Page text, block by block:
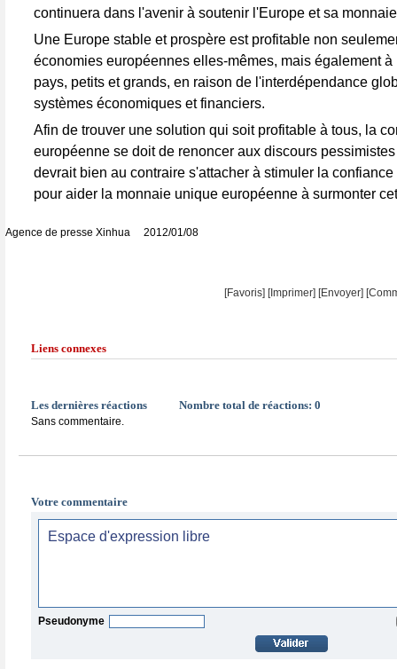
continuera dans l'avenir à soutenir l'Europe et sa
Une Europe stable et prospère est profitable non
économies européennes elles-mêmes, mais également à
pays, petits et grands, en raison de l'interdépendance
systèmes économiques et financiers.
Afin de trouver une solution qui soit profitable à tous, la
européenne se doit de renoncer aux discours
devrait bien au contraire s'attacher à stimuler la
pour aider la monnaie unique européenne à surmonter
Agence de presse Xinhua 2012/01/08
[Favoris] [Imprimer] [Envoyer]
Liens connexes
Les dernières réactions Nombre total de réactions: 0
Sans commentaire.
Votre commentaire
Pseudonyme